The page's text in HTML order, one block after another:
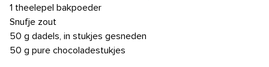
1 theelepel bakpoeder
Snufje zout
50 g dadels, in stukjes gesneden
50 g pure chocoladestukjes